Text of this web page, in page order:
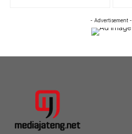
- Advertisement -